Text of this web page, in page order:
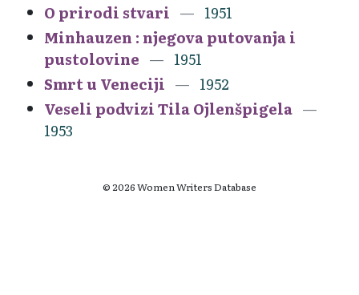
O prirodi stvari
1951
Minhauzen : njegova putovanja i
pustolovine
1951
Smrt u Veneciji
1952
Veseli podvizi Tila Ojlenšpigela
1953
© 2026 Women Writers Database